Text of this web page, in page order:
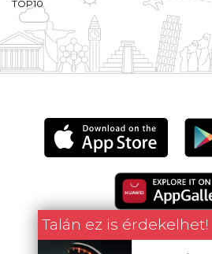
Talán ez is érdekelhet!
TOP10